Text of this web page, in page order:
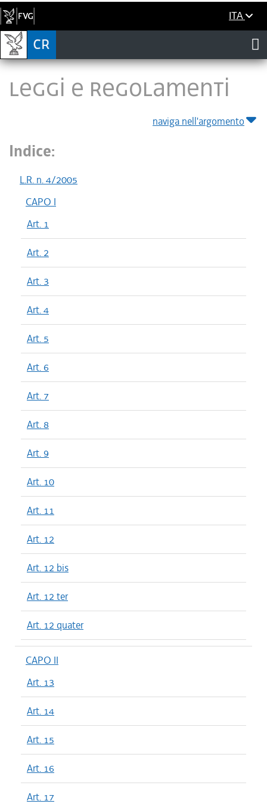
ITA
LEGGI E REGOLAMENTI
naviga nell'argomento
Indice:
L.R. n. 4/2005
CAPO I
Art. 1
Art. 2
Art. 3
Art. 4
Art. 5
Art. 6
Art. 7
Art. 8
Art. 9
Art. 10
Art. 11
Art. 12
Art. 12 bis
Art. 12 ter
Art. 12 quater
CAPO II
Art. 13
Art. 14
Art. 15
Art. 16
Art. 17